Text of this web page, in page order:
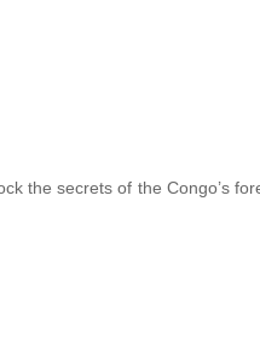
the secrets of the Congo’s